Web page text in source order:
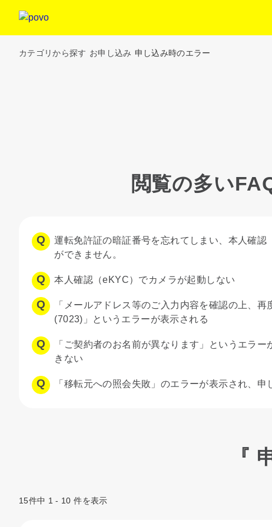
カテゴリから探す お申し込み 申し込み時のエラー
閲覧の多い
運転免許証の暗証番号を忘れてしまい、本人確認
ができません。
本人確認（eKYC）でカメラが起動しない
「メールアドレス等のご入力内容を確認の上、再
(7023)」というエラーが表示される
「ご契約者のお名前が異なります」というエラ
きない
「移転元への照会失敗」のエラーが表示され、申
『
15件中 1 - 10 件を表示